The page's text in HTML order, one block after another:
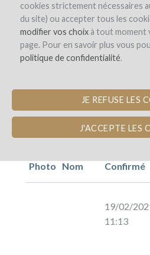
cookies strictement nécessaires
du site) ou accepter tous les
modifier vos choixà tout moment
page. Pour en savoir plus vous
politique de confidentialité.
JE REFUSE LES
J'ACCEPTE LES
Domaine
PLANTATION
SPIRALE POUR
CUVÉE
Photo Nom Confirmé
19/02/
11:13